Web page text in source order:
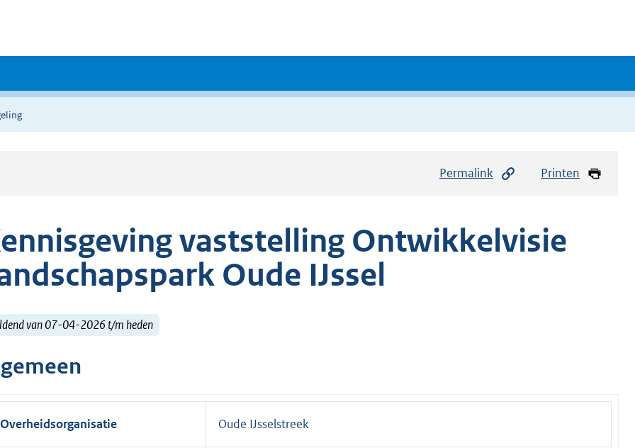
Permalink Printen
vaststelling Ontwikkelvisie
Oude IJssel
van 07-04-2026 t/m heden
Overheidsorganisatie Oude IJsselstreek